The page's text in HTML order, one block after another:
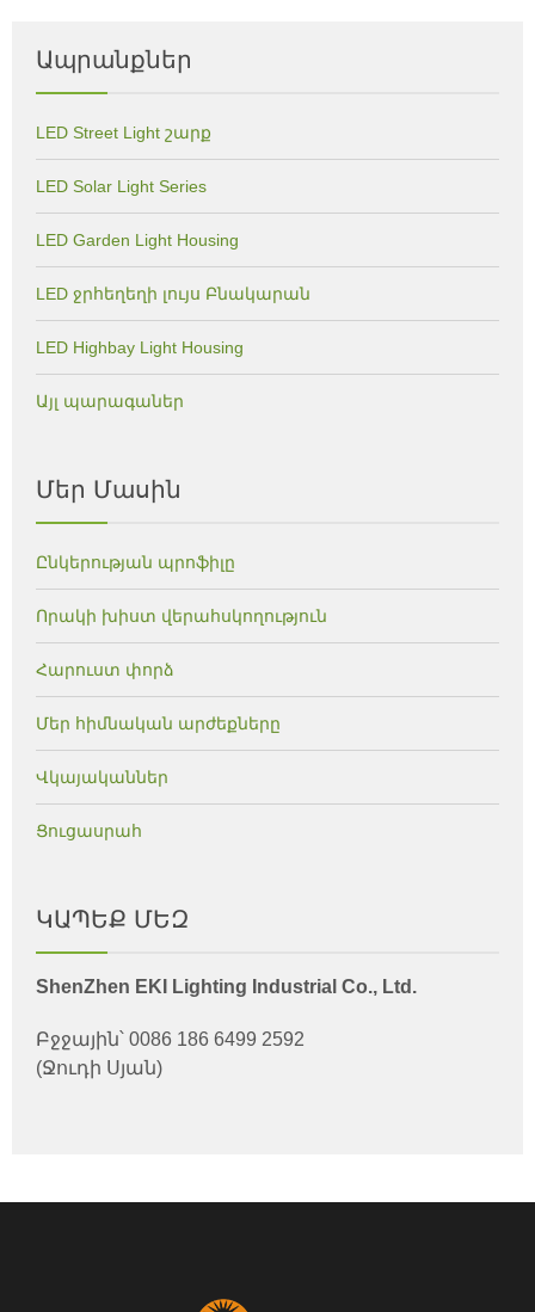
Ապրանքներ
LED Street Light շարք
LED Solar Light Series
LED Garden Light Housing
LED ջրհեղեղի լույս Բնակարան
LED Highbay Light Housing
Այլ պարագաներ
Մեր Մասին
Ընկերության պրոֆիլը
Որակի խիստ վերահսկողություն
Հարուստ փորձ
Մեր հիմնական արժեքները
Վկայականներ
Ցուցասրահ
ԿԱՊԵՔ ՄԵԶ
ShenZhen EKI Lighting Industrial Co., Ltd.
Բջջային՝ 0086 186 6499 2592
(Ջուդի Սյան)